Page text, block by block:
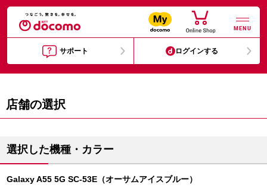
MENU
サポート ログインする
店舗の選択
選択した機種・カラー
Galaxy A55 5G SC-53E（オーサムアイスブルー）